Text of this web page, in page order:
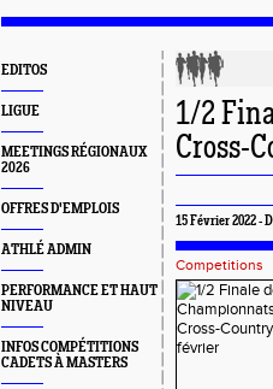
EDITOS
LIGUE
MEETINGS RÉGIONAUX
2026
OFFRES D'EMPLOIS
ATHLÉ ADMIN
PERFORMANCE ET HAUT
NIVEAU
INFOS COMPÉTITIONS
CADETS À MASTERS
1/2
Cross-
15 Février 2022 -
Competitions